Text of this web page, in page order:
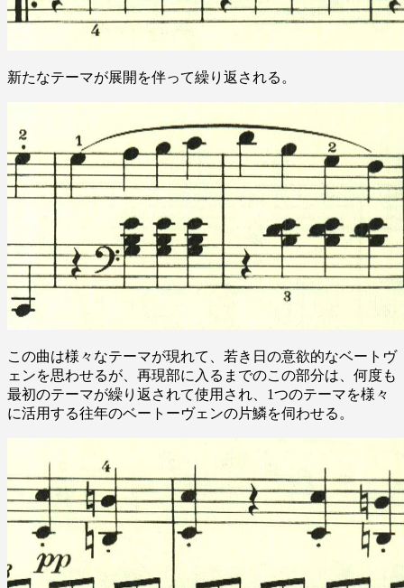
新たなテーマが展開を伴って繰り返される。
この曲は様々なテーマが現れて、若き日の意欲的なベートヴ
ェンを思わせるが、再現部に入るまでのこの部分は、何度も
最初のテーマが繰り返されて使用され、1つのテーマを様々
に活用する往年のベートーヴェンの片鱗を伺わせる。